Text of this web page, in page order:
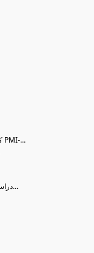
كورس ممارس منهجية الآجايل PMI-...
Feasibility study Course دراسة...